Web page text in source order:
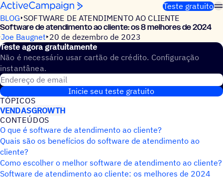
Pular para o conteúdo
Teste gratuito
BLOG SOFTWARE DE ATENDIMENTO AO CLIENTE
Software de atendimento ao cliente: os 8 melhores de 2024
Joe Baugnet 20 de dezembro de 2023
Teste agora gratuitamente
Não é necessário usar cartão de crédito. Configuração
instantânea.
Endereço de email
Inicie seu teste gratuito
TÓPICOS
VENDASGROWTH
CONTEÚDOS
O que é software de atendimento ao cliente?
Quais são os benefícios do software de atendimento ao
cliente?
Como escolher o melhor software de atendimento ao cliente?
Software de atendimento ao cliente: os melhores de 2024